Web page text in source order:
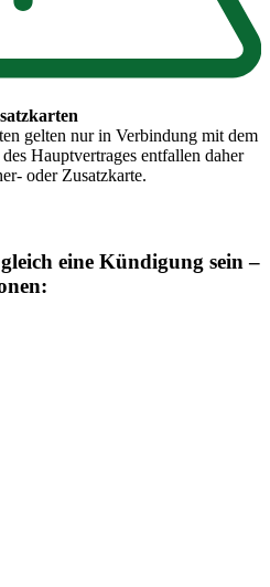
gelten nur in Verbindung mit dem
Hauptvertrages entfallen daher
oder Zusatzkarte.
eine Kündigung sein –